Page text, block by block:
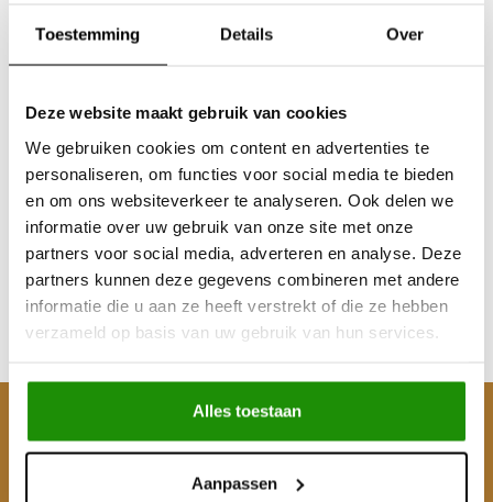
Toestemming Details Over
Deze website maakt gebruik van cookies
We gebruiken cookies om content en advertenties te
personaliseren, om functies voor social media te bieden
en om ons websiteverkeer te analyseren. Ook delen we
informatie over uw gebruik van onze site met onze
partners voor social media, adverteren en analyse. Deze
partners kunnen deze gegevens combineren met andere
informatie die u aan ze heeft verstrekt of die ze hebben
verzameld op basis van uw gebruik van hun services.
Alles toestaan
Aanpassen
Open Country Mud
€261,16
Excl. btw
Incl. btw